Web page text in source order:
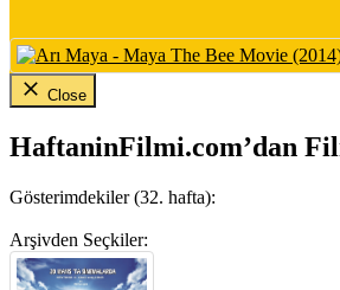
Close
HaftaninFilmi.com’dan
Gösterimdekiler (32. hafta):
Arşivden Seçkiler: